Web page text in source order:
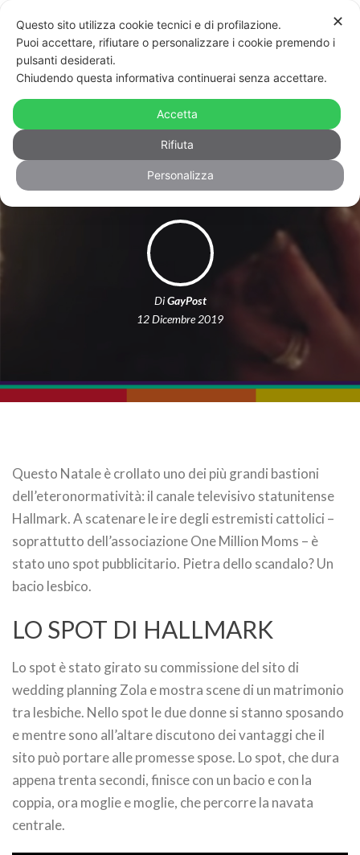
Hallmark, lo spot di wedding
planning non è piaciuto alle mamme
cristiane
DiGayPost
12 Dicembre 2019
Questo Natale è crollato uno dei più grandi bastioni
dell’eteronormatività: il canale televisivo statunitense
Hallmark. A scatenare le ire degli estremisti cattolici –
soprattutto dell’associazione One Million Moms – è
stato uno spot pubblicitario. Pietra dello scandalo? Un
bacio lesbico.
LO SPOT DI HALLMARK
Lo spot è stato girato su commissione del sito di
wedding planning Zola e mostra scene di un matrimonio
tra lesbiche. Nello spot le due donne si stanno sposando
e mentre sono all’altare discutono dei vantaggi che il
sito può portare alle promesse spose. Lo spot, che dura
appena trenta secondi, finisce con un bacio e con la
coppia, ora moglie e moglie, che percorre la navata
centrale.
✕
Questo sito utilizza cookie tecnici e di profilazione.
Puoi accettare, rifiutare o personalizzare i cookie premendo i
pulsanti desiderati.
Chiudendo questa informativa continuerai senza accettare.
Accetta
Rifiuta
Personalizza